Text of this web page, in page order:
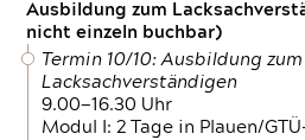
Ausbildung zum
nicht einzeln buchbar)
Termin 10/10: Ausbildung zum
Lacksachverständigen
9.00—16.30 Uhr
Modul I: 2 Tage in Plauen/